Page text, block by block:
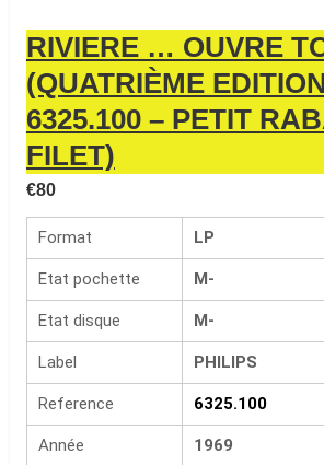
RIVIERE … OUVRE
(QUATRIÈME
6325.100 – PETIT
FILET)
€80
Format LP
Etat pochette M-
Etat disque M-
Label PHILIPS
Reference 6325.100
Année 1969